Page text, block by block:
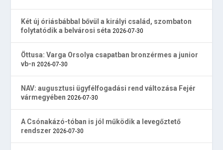
Két új óriásbábbal bővül a királyi család, szombaton
folytatódik a belvárosi séta 2026-07-30
Öttusa: Varga Orsolya csapatban bronzérmes a junior
vb-n 2026-07-30
NAV: augusztusi ügyfélfogadási rend változása Fejér
vármegyében 2026-07-30
A Csónakázó-tóban is jól működik a levegőztető
rendszer 2026-07-30